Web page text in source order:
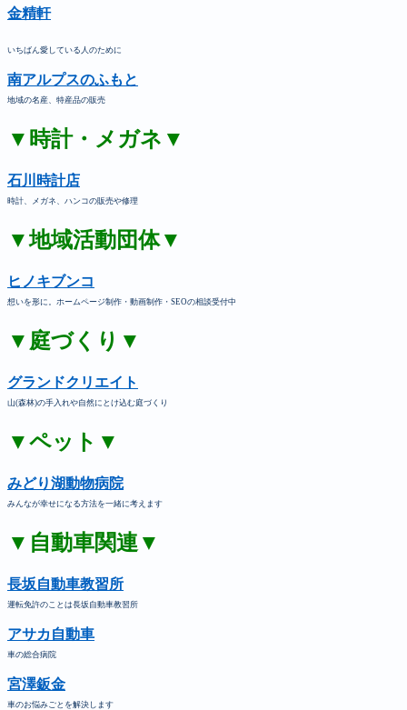
金精軒
いちばん愛している人のために
南アルプスのふもと
地域の名産、特産品の販売
▼時計・メガネ▼
石川時計店
時計、メガネ、ハンコの販売や修理
▼地域活動団体▼
ヒノキブンコ
想いを形に。ホームページ制作・動画制作・SEOの相談受付中
▼庭づくり▼
グランドクリエイト
山(森林)の手入れや自然にとけ込む庭づくり
▼ペット▼
みどり湖動物病院
みんなが幸せになる方法を一緒に考えます
▼自動車関連▼
長坂自動車教習所
運転免許のことは長坂自動車教習所
アサカ自動車
車の総合病院
宮澤鈑金
車のお悩みごとを解決します